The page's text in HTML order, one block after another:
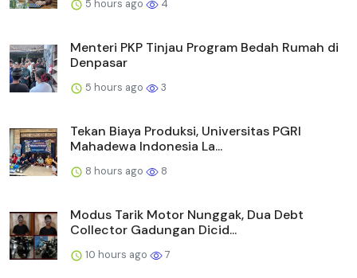
5 hours ago 4
Menteri PKP Tinjau Program Bedah Rumah di
Denpasar
5 hours ago 3
Tekan Biaya Produksi, Universitas PGRI
Mahadewa Indonesia La...
8 hours ago 8
Modus Tarik Motor Nunggak, Dua Debt
Collector Gadungan Dicid...
10 hours ago 7